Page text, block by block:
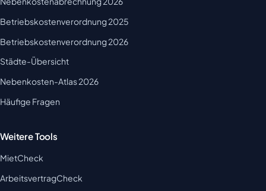
Betriebskostenverordnung 2025
Betriebskostenverordnung 2026
Städte-Übersicht
Nebenkosten-Atlas 2026
Häufige Fragen
Weitere Tools
MietCheck
ArbeitsvertragCheck